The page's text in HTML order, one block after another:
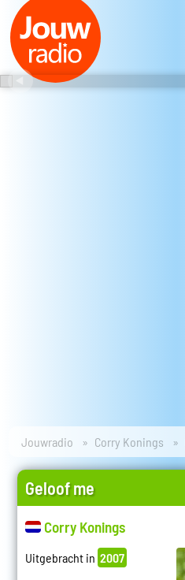
Jouwradio Corry Konings
Geloof me
Corry Konings
Uitgebracht in 2007